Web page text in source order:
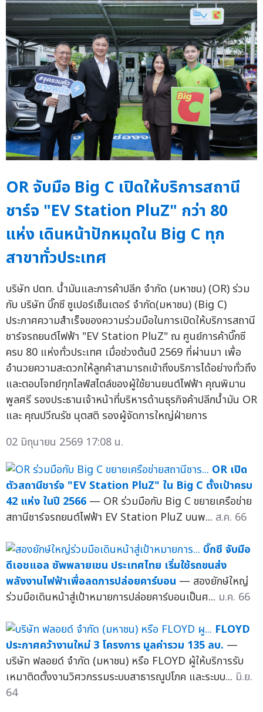
OR จับมือ Big C เปิดให้บริการสถานี
ชาร์จ "EV Station PluZ" กว่า 80
แห่ง เดินหน้าปักหมุดใน Big C ทุก
สาขาทั่วประเทศ
บริษัท ปตท. น้ำมันและการค้าปลีก จำกัด (มหาชน) (OR) ร่วม
กับ บริษัท บิ๊กซี ซูเปอร์เซ็นเตอร์ จำกัด(มหาชน) (Big C)
ประกาศความสำเร็จของความร่วมมือในการเปิดให้บริการสถานี
ชาร์จรถยนต์ไฟฟ้า "EV Station PluZ" ณ ศูนย์การค้าบิ๊กซี
ครบ 80 แห่งทั่วประเทศ เมื่อช่วงต้นปี 2569 ที่ผ่านมา เพื่อ
อำนวยความสะดวกให้ลูกค้าสามารถเข้าถึงบริการได้อย่างทั่วถึง
และตอบโจทย์ทุกไลฟ์สไตล์ของผู้ใช้ยานยนต์ไฟฟ้า คุณพิมาน
พูลศรี รองประธานเจ้าหน้าที่บริหารด้านธุรกิจค้าปลีกน้ำมัน OR
และ คุณปวีณรัช นุตสติ รองผู้จัดการใหญ่ฝ่ายการ
02 มิถุนายน 2569 17:08 น.
OR เปิด
ตัวสถานีชาร์จ "EV Station PluZ" ใน Big C ตั้งเป้าครบ
42 แห่ง ในปี 2566 — OR ร่วมมือกับ Big C ขยายเครือข่าย
สถานีชาร์จรถยนต์ไฟฟ้า EV Station PluZ บนพ... ส.ค. 66
บิ๊กซี จับมือ
ดีเอชแอล ซัพพลายเชน ประเทศไทย เริ่มใช้รถขนส่ง
พลังงานไฟฟ้าเพื่อลดการปล่อยคาร์บอน — สองยักษ์ใหญ่
ร่วมมือเดินหน้าสู่เป้าหมายการปล่อยคาร์บอนเป็นศ... ม.ค. 66
FLOYD
ประกาศคว้างานใหม่ 3 โครงการ มูลค่ารวม 135 ลบ. —
บริษัท ฟลอยด์ จำกัด (มหาชน) หรือ FLOYD ผู้ให้บริการรับ
เหมาติดตั้งงานวิศวกรรมระบบสาธารณูปโภค และระบบ... มิ.ย.
64